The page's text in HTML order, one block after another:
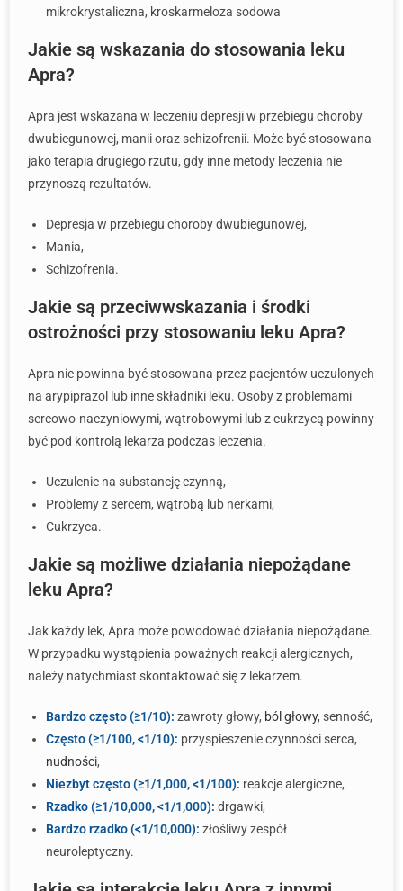
mikrokrystaliczna, kroskarmeloza sodowa
Jakie są wskazania do stosowania leku
Apra?
Apra jest wskazana w leczeniu depresji w przebiegu choroby
dwubiegunowej, manii oraz schizofrenii. Może być stosowana
jako terapia drugiego rzutu, gdy inne metody leczenia nie
przynoszą rezultatów.
Depresja w przebiegu choroby dwubiegunowej,
Mania,
Schizofrenia.
Jakie są przeciwwskazania i środki
ostrożności przy stosowaniu leku Apra?
Apra nie powinna być stosowana przez pacjentów uczulonych
na arypiprazol lub inne składniki leku. Osoby z problemami
sercowo-naczyniowymi, wątrobowymi lub z cukrzycą powinny
być pod kontrolą lekarza podczas leczenia.
Uczulenie na substancję czynną,
Problemy z sercem, wątrobą lub nerkami,
Cukrzyca.
Jakie są możliwe działania niepożądane
leku Apra?
Jak każdy lek, Apra może powodować działania niepożądane.
W przypadku wystąpienia poważnych reakcji alergicznych,
należy natychmiast skontaktować się z lekarzem.
Bardzo często (≥1/10): zawroty głowy, ból głowy, senność,
Często (≥1/100, <1/10): przyspieszenie czynności serca,
nudności,
Niezbyt często (≥1/1,000, <1/100): reakcje alergiczne,
Rzadko (≥1/10,000, <1/1,000): drgawki,
Bardzo rzadko (<1/10,000): złośliwy zespół
neuroleptyczny.